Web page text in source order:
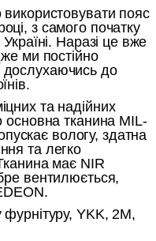
пояс
з самого початку
Наразі це вже
ми постійно
до
та надійних
основна тканина MIL-
вологу, здатна
та легко
має NIR
вентилюється,
YKK, 2M,